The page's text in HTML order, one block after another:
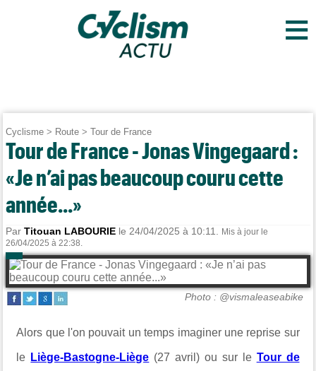
≡
Cyclisme > Route >Tour de France
Tour de France - Jonas Vingegaard :
«Je n’ai pas beaucoup couru cette
année...»
ParTitouan LABOURIE le 24/04/2025 à 10:11.
Mis à jour le
26/04/2025 à 22:38.
Photo : @vismaleaseabike
Alors que l'on pouvait un temps imaginer une reprise sur
le Liège-Bastogne-Liège (27 avril) ou sur le Tour de